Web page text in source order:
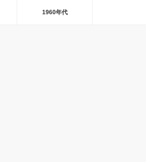
1960年代